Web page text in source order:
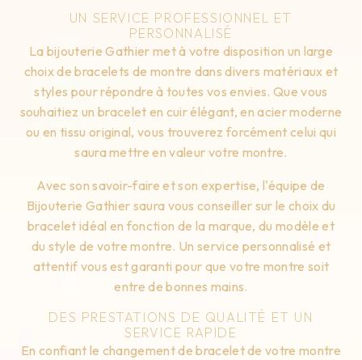
UN SERVICE PROFESSIONNEL ET
PERSONNALISÉ
La bijouterie Gathier met à votre disposition un large
choix de bracelets de montre dans divers matériaux et
styles pour répondre à toutes vos envies. Que vous
souhaitiez un bracelet en cuir élégant, en acier moderne
ou en tissu original, vous trouverez forcément celui qui
saura mettre en valeur votre montre.
Avec son savoir-faire et son expertise, l'équipe de
Bijouterie Gathier saura vous conseiller sur le choix du
bracelet idéal en fonction de la marque, du modèle et
du style de votre montre. Un service personnalisé et
attentif vous est garanti pour que votre montre soit
entre de bonnes mains.
DES PRESTATIONS DE QUALITÉ ET UN
SERVICE RAPIDE
En confiant le changement de bracelet de votre montre